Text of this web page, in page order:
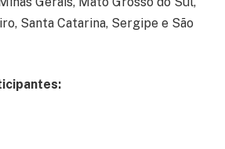
Santa Catarina, Sergipe e São